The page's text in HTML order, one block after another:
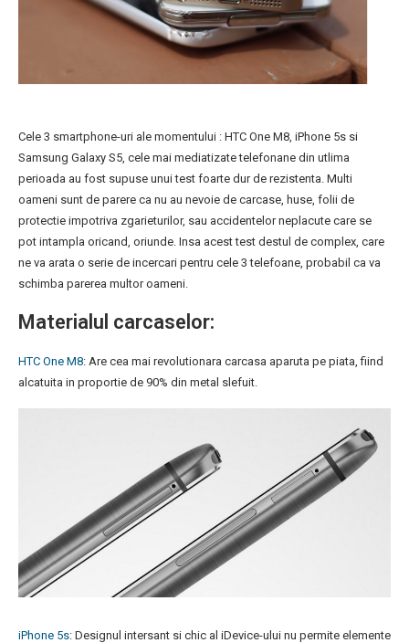
Cele 3 smartphone-uri ale momentului : HTC One M8, iPhone 5s si
Samsung Galaxy S5, cele mai mediatizate telefonane din utlima
perioada au fost supuse unui test foarte dur de rezistenta. Multi
oameni sunt de parere ca nu au nevoie de carcase, huse, folii de
protectie impotriva zgarieturilor, sau accidentelor neplacute care se
pot intampla oricand, oriunde. Insa acest test destul de complex, care
ne va arata o serie de incercari pentru cele 3 telefoane, probabil ca va
schimba parerea multor oameni.
Materialul carcaselor:
HTC One M8: Are cea mai revolutionara carcasa aparuta pe piata, fiind
alcatuita in proportie de 90% din metal slefuit.
iPhone 5s: Designul intersant si chic al iDevice-ului nu permite elemente